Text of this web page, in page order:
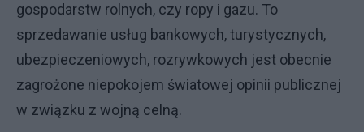
gospodarstw rolnych, czy ropy i gazu. To
sprzedawanie usług bankowych, turystycznych,
ubezpieczeniowych, rozrywkowych jest obecnie
zagrożone niepokojem światowej opinii publicznej
w związku z wojną celną.